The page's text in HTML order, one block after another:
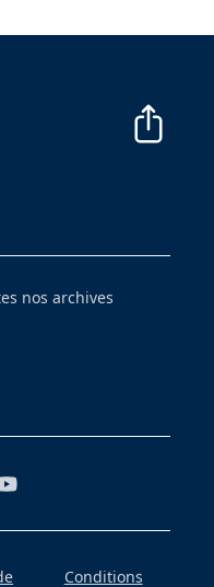
nos archives
Conditions